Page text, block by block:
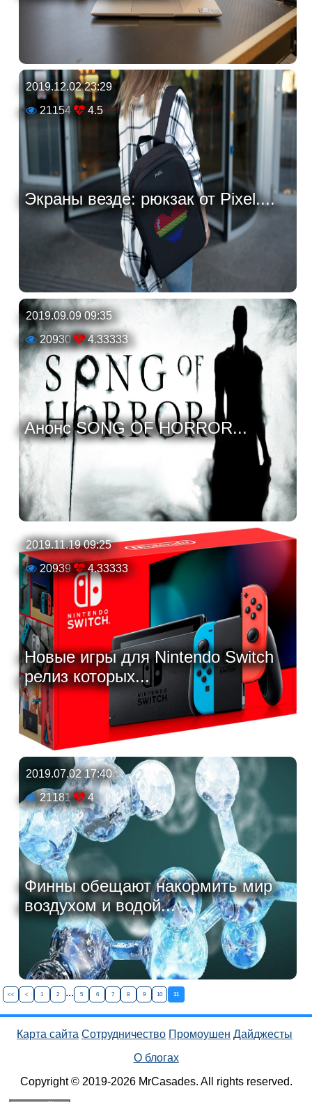
2019.12.02 23:29
21154
4.5
Экраны везде: рюкзак от Pixel....
2019.09.09 09:35
20930
4.33333
Анонс SONG OF HORROR...
2019.11.19 09:25
20939
4.33333
Новые игры для Nintendo Switch
релиз которых...
2019.07.02 17:40
21181
4
Финны обещают накормить мир
воздухом и водой...
<< < 1 2 ... 5 6 7 8 9 10 11
Карта сайта Сотрудничество Промоушен Дайджесты
О блогах
Copyright © 2019-2026 MrCasades. All rights reserved.